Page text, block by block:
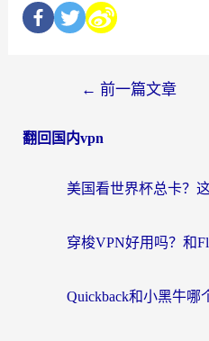
← 前一篇文章
翻回国内vpn